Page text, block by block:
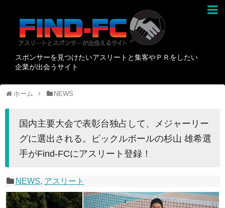
スポンサーを見つけたいアスリートと集客やＰＲをしたい
企業が出会うサイト
ホーム NEWS
国内主要大会で表彰台独占して、メジャーリー
グに選出される。ピックルボールの杉山 雄希選
手がFind-FCにアスリート登録！
NEWS, アスリート